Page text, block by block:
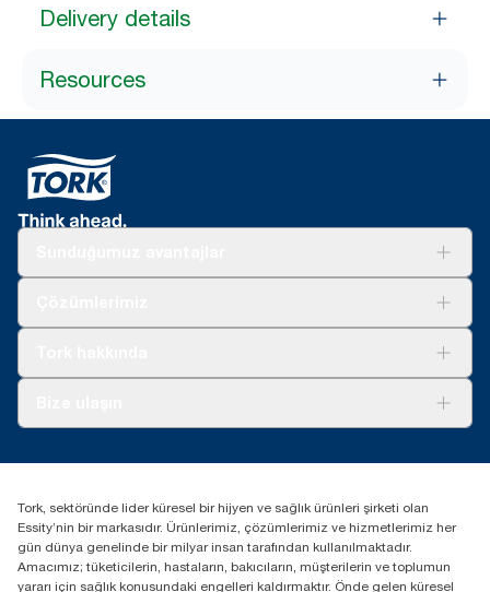
Delivery details
Resources
(+90) 216 560 13 00
Essity Turkey Hijyen Ürünleri Sanayi ve Ticaret
Anonim Şirketi Kuriş Kule İş Merkezi, Cevizli Mah.
D-100 Güney Yan Yol Cad. No 2
K:9 34953 Kartal / Istanbul / Turkey
Tork, sektöründe lider küresel bir hijyen ve sağlık ürünleri şirketi olan
Essity’nin bir markasıdır. Ürünlerimiz, çözümlerimiz ve hizmetlerimiz her
gün dünya genelinde bir milyar insan tarafından kullanılmaktadır.
Amacımız; tüketicilerin, hastaların, bakıcıların, müşterilerin ve toplumun
yararı için sağlık konusundaki engelleri kaldırmaktır. Önde gelen küresel